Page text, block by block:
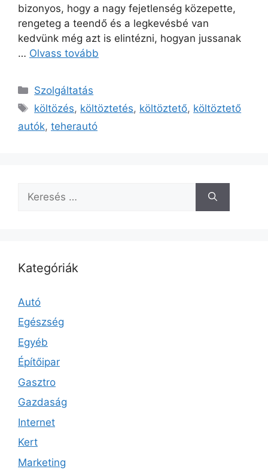
bizonyos, hogy a nagy fejetlenség közepette,
rengeteg a teendő és a legkevésbé van
kedvünk még azt is elintézni, hogyan jussanak
… Olvass tovább
Kategória
Szolgáltatás
Címkék
költözés, költöztetés, költöztető, költöztető
autók, teherautó
Keresés:
Kategóriák
Autó
Egészség
Egyéb
Építőipar
Gasztro
Gazdaság
Internet
Kert
Marketing